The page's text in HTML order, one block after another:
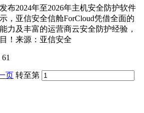
布2024年至2026年主机安全防护软件
，亚信安全信舱ForCloud凭借全面的
力及丰富的运营商云安全防护经验，
！来源：亚信安全
61
页 转至第